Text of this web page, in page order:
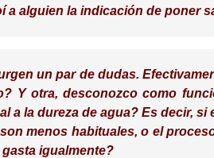
a alguien la indicación de poner
un par de dudas.
Y otra, desconozco como
a la dureza de agua? Es decir,
menos habituales, o el
igualmente?